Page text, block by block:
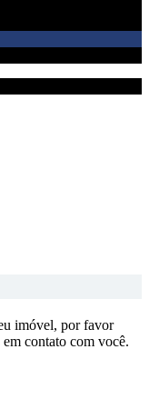
imóvel, por favor
contato com você.